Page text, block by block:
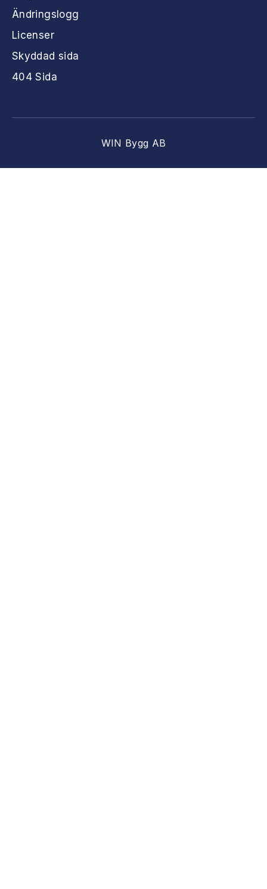
Ändringslogg
Licenser
Skyddad sida
404 Sida
WIN Bygg AB